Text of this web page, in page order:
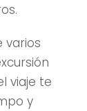
varios
viaje te
y